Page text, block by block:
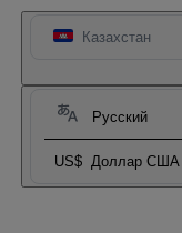
Казахстан
Русский
US$ Доллар США